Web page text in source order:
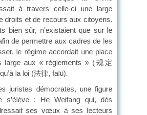
à travers celle-ci une large
droits et de recours aux citoyens.
bien sûr, n’existaient que sur le
de permettre aux cadres de les
le régime accordait une place
large aux « règlements » (规定
la loi (法律, falü).
juristes démocrates, une figure
s’élève : He Weifang qui, dès
ses vœux à ses lecteurs